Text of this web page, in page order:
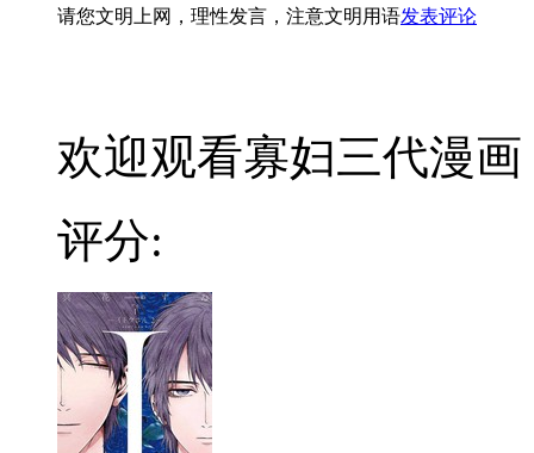
请您文明上网，理性发言，注意文明用语发表评论
欢迎观看寡妇三代漫
评分: